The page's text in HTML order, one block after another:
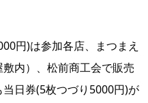
円)は参加各店、まつまえ
内）、松前商工会で販売
日券(5枚つづり5000円)が